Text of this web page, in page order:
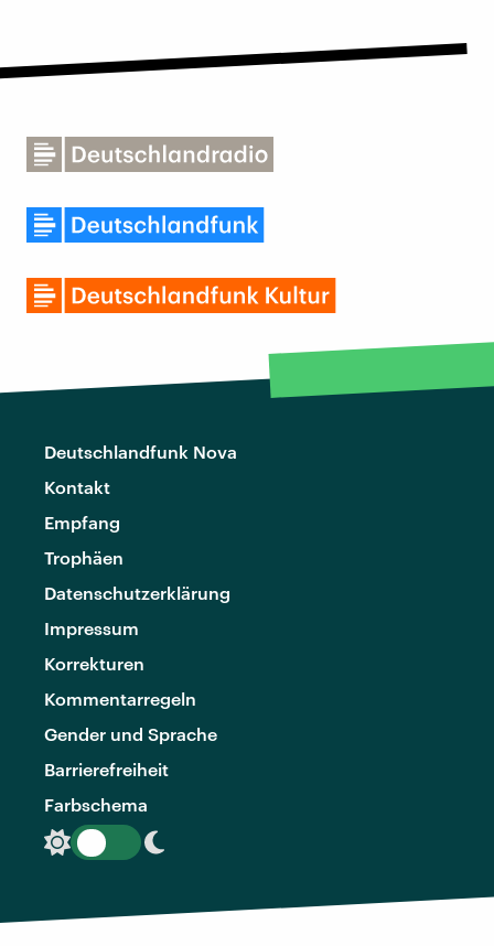
Deutschlandfunk Nova
Kontakt
Empfang
Trophäen
Datenschutzerklärung
Impressum
Korrekturen
Kommentarregeln
Gender und Sprache
Barrierefreiheit
Farbschema